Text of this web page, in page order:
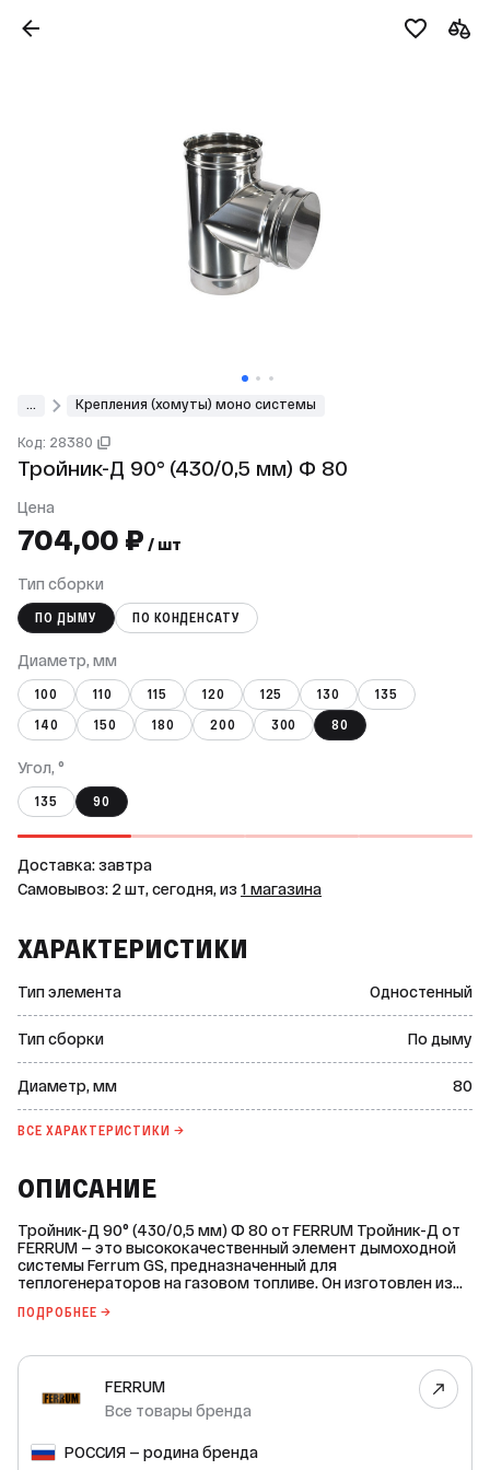
Крепления (хомуты) моно системы
Код: 28380
Тройник-Д 90° (430/0,5 мм) Ф 80
Цена
704,00 ₽ / шт
Тип сборки
ПО ДЫМУ ПО КОНДЕНСАТУ
Диаметр, мм
100 110 115 120 125 130
135
140
150 180 200 300 80
Угол, °
135 90
Доставка: завтра
Самовывоз: 2 шт, сегодня, из 1 магазина
ХАРАКТЕРИСТИКИ
Тип элемента Одностенный
Тип сборки По дыму
Диаметр, мм 80
ВСЕ ХАРАКТЕРИСТИКИ →
ОПИСАНИЕ
Тройник-Д 90° (430/0,5 мм) Ф 80 от FERRUM Тройник-Д от
FERRUM — это высококачественный элемент дымоходной
системы Ferrum GS, предназначенный для
теплогенераторов на газовом топливе. Он изготовлен из
обеспечивает долговечность и устойчивость к высоким
элемента: одностенный. * Угол: 90°. * Материал:
нержавеющая сталь. * Марка стали: AISI 430. * Толщина
материала внутреннего контура: 0,5 мм. * Сфера
применения: для теплогенераторов на газовом топливе. *
Режим: сухой. * Рабочая температура: 450 °C. Этот тройник
является незаменимым компонентом для эффективной и
безопасной работы вашего теплогенератора. Он
ПОДРОБНЕЕ →
FERRUM
Все товары бренда
РОССИЯ — родина бренда